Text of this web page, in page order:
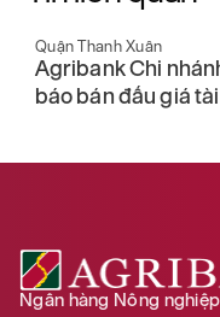
Quận Thanh Xuân
Agribank Chi
báo bán đấu giá
Ngân hàng Nông